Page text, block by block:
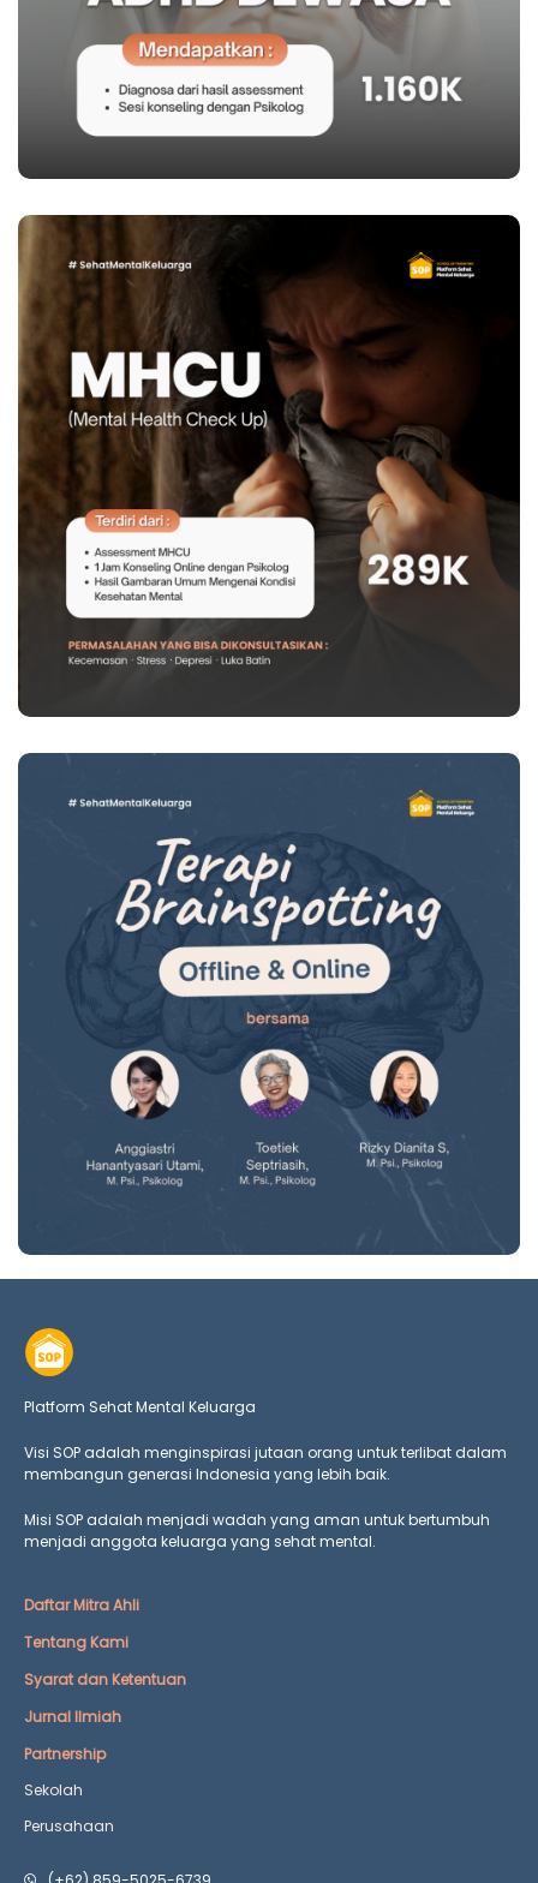
Platform Sehat Mental Keluarga
Visi SOP adalah menginspirasi jutaan orang untuk terlibat dalam
membangun generasi Indonesia yang lebih baik.
Misi SOP adalah menjadi wadah yang aman untuk bertumbuh
menjadi anggota keluarga yang sehat mental.
Daftar Mitra Ahli
Tentang Kami
Syarat dan Ketentuan
Jurnal Ilmiah
Partnership
Sekolah
Perusahaan